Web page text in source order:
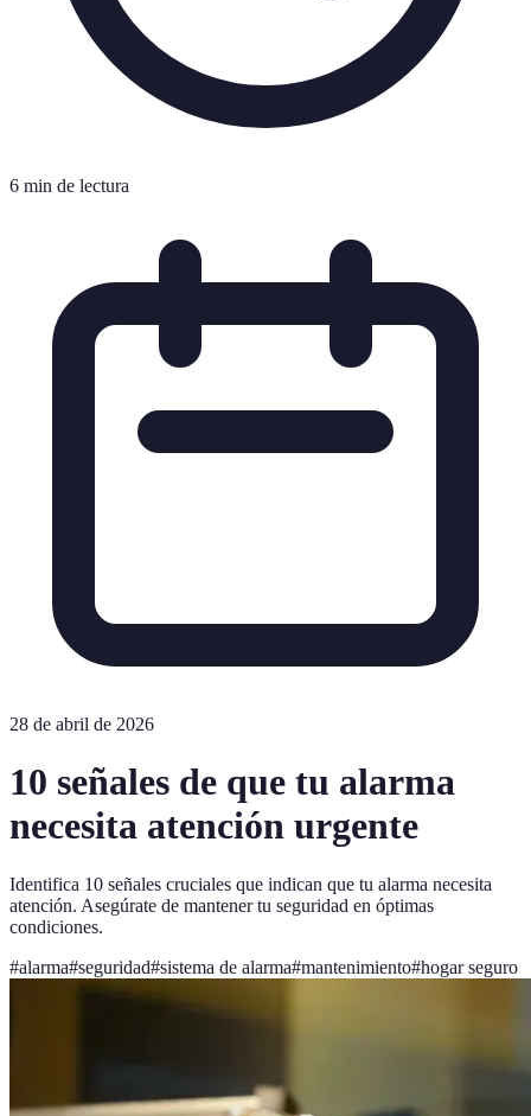
6 min de lectura
28 de abril de 2026
10 señales de que tu alarma
necesita atención urgente
Identifica 10 señales cruciales que indican que tu alarma necesita
atención. Asegúrate de mantener tu seguridad en óptimas
condiciones.
#alarma#seguridad#sistema de alarma#mantenimiento#hogar seguro